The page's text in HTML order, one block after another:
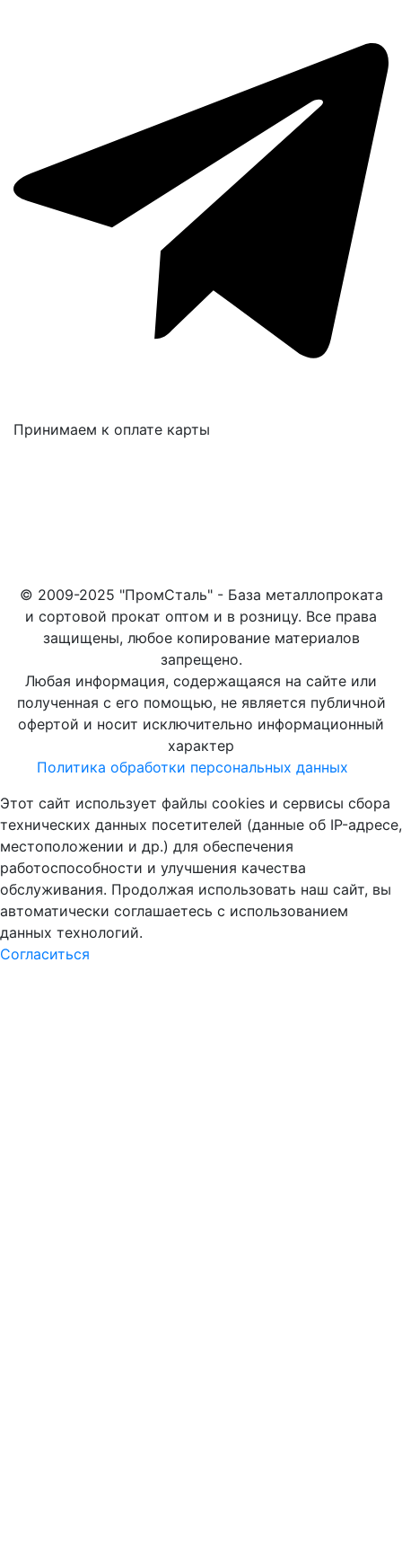
Принимаем к оплате карты
© 2009-2025 "ПромСталь" - База металлопроката
и сортовой прокат оптом и в розницу. Все права
защищены, любое копирование материалов
запрещено.
Любая информация, содержащаяся на сайте или
полученная с его помощью, не является публичной
офертой и носит исключительно информационный
характер
Политика обработки персональных данных
Этот сайт использует файлы cookies и сервисы сбора
технических данных посетителей (данные об IP-адресе,
местоположении и др.) для обеспечения
работоспособности и улучшения качества
обслуживания. Продолжая использовать наш сайт, вы
автоматически соглашаетесь с использованием
данных технологий.
Согласиться